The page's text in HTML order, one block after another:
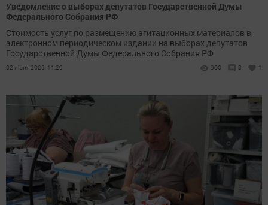
Уведомление о выборах депутатов Государственной Думы
Федерального Собрания РФ
Стоимость услуг по размещению агитационных материалов в
электронном периодическом издании на выборах депутатов
Государственной Думы Федерального Собрания РФ
02 июля 2026, 11:29 900 0 1